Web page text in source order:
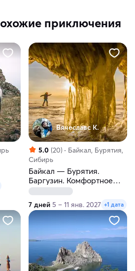
приключения
Вячеславс К.
5.0 (20)
Байкал, Бурятия,
Сибирь
Байкал — Бурятия.
Баргузин. Комфортное
новогоднее путешествие
7 дней 5 – 11 янв. 2027 +1 дата